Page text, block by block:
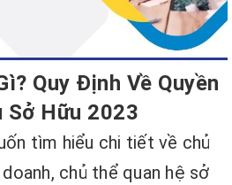
Quy Định Về Quyền
Sở Hữu 2023
tìm hiểu chi tiết về chủ
chủ thể quan hệ sở